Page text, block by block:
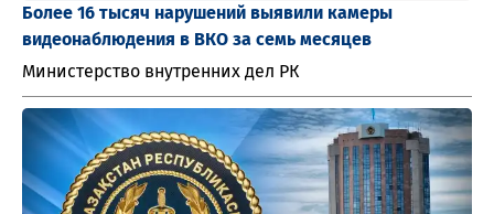
Более 16 тысяч нарушений выявили камеры
видеонаблюдения в ВКО за семь месяцев
Министерство внутренних дел РК